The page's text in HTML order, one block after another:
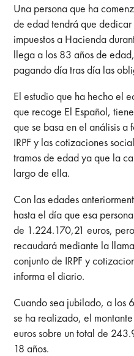
Una persona que ha
de edad tendrá que
impuestos a Hacienda
llega a los 83 años de
pagando día tras día las
El estudio que ha hecho el
que recoge El Español,
que se basa en el análisis a
IRPF y las cotizaciones
tramos de edad ya que la
largo de ella.
Con las edades
hasta el día que esa
de 1.224.170,21 euros,
recaudará mediante la
conjunto de IRPF y
informa el diario.
Cuando sea jubilado, a los
se ha realizado, el
euros sobre un total de
18 años.